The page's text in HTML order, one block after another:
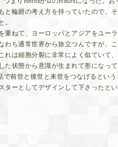
と輪廻の考え方を持っていたので、
。
ねて、ヨーロッパとアジアをユー
わち通常世界から旅立つんですが、
れは細胞分裂に非常によく似ていて
た状態から意識が生まれて形になっ
で前世と後世と来世をつなげるとい
ーとしてデザインして下さったと